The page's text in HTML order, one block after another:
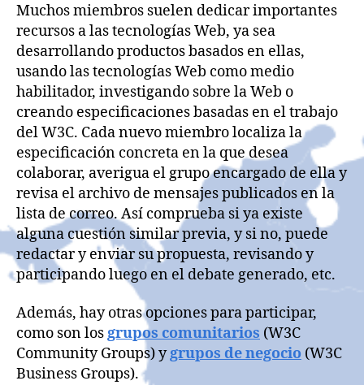
Muchos miembros suelen dedicar importantes
recursos a las tecnologías Web, ya sea
desarrollando productos basados en ellas,
usando las tecnologías Web como medio
habilitador, investigando sobre la Web o
creando especificaciones basadas en el trabajo
del W3C. Cada nuevo miembro localiza la
especificación concreta en la que desea
colaborar, averigua el grupo encargado de ella y
revisa el archivo de mensajes publicados en la
lista de correo. Así comprueba si ya existe
alguna cuestión similar previa, y si no, puede
redactar y enviar su propuesta, revisando y
participando luego en el debate generado, etc.
Además, hay otras opciones para participar,
como son losgrupos comunitarios (W3C
Community Groups) ygrupos de negocio (W3C
Business Groups).